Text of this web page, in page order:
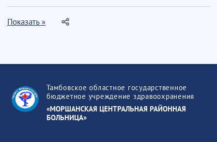
Показать »
Тамбовское областное государственное
бюджетное учреждение здравоохранения
«МОРШАНСКАЯ ЦЕНТРАЛЬНАЯ РАЙОННАЯ
БОЛЬНИЦА»